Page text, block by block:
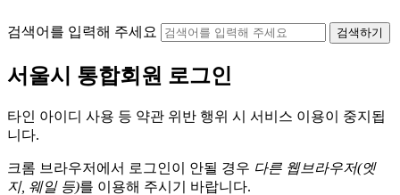
검색어를 입력해 주세요 검색하기
서울시 통합회원 로그인
타인 아이디 사용 등 약관 위반 행위 시 서비스 이용이 중지됩
니다.
크롬 브라우저에서 로그인이 안될 경우 다른 웹브라우저(엣
지, 웨일 등)를 이용해 주시기 바랍니다.